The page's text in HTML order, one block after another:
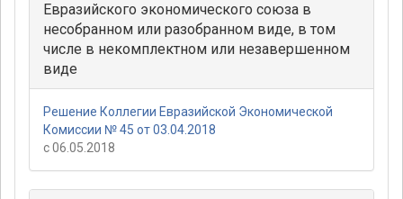
Евразийского экономического союза в
несобранном или разобранном виде, в том
числе в некомплектном или незавершенном
виде
Решение Коллегии Евразийской Экономической
Комиссии № 45 от 03.04.2018
с 06.05.2018